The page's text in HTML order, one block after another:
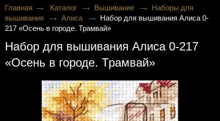
Главная Каталог Вышивание
Наборы для
вышивания
Алиса
Набор для вышивания Алиса 0-
217 «Осень в городе. Трамвай»
Набор для вышивания Алиса 0-217
«Осень в городе. Трамвай»